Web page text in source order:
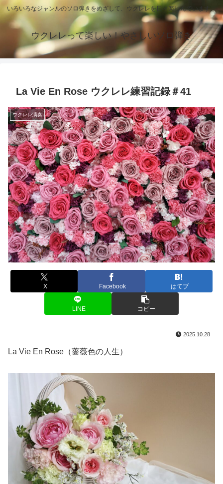
いろいろなジャンルのソロ弾きをめざして、ウクレレを日々楽しんでいます。
ウクレレって楽しい！やさしいソロ弾き
La Vie En Rose ウクレレ練習記録＃41
ウクレレ演奏
X Facebook はてブ
LINE コピー
2025.10.28
La Vie En Rose（薔薇色の人生）